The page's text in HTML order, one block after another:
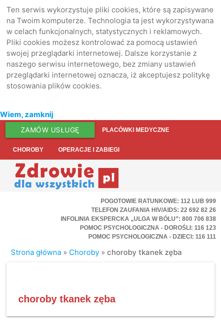
Ten serwis wykorzystuje pliki cookies, które są zapisywane
na Twoim komputerze. Technologia ta jest wykorzystywana
w celach funkcjonalnych, statystycznych i reklamowych.
Pliki cookies możesz kontrolować za pomocą ustawień
swojej przeglądarki internetowej. Dalsze korzystanie z
naszego serwisu internetowego, bez zmiany ustawień
przeglądarki internetowej oznacza, iż akceptujesz politykę
stosowania plików cookies.
Wiem, zamknij
ZAMÓW USŁUGĘ PLACÓWKI MEDYCZNE
CHOROBY OPERACJE I ZABIEGI
POGOTOWIE RATUNKOWE: 112 LUB 999
TELEFON ZAUFANIA HIV/AIDS: 22 692 82 26
INFOLINIA EKSPERCKA „ULGA W BÓLU”: 800 706 838
POMOC PSYCHOLOGICZNA - DOROŚLI: 116 123
POMOC PSYCHOLOGICZNA - DZIECI: 116 111
Strona główna » Choroby »choroby tkanek zęba
choroby tkanek zęba